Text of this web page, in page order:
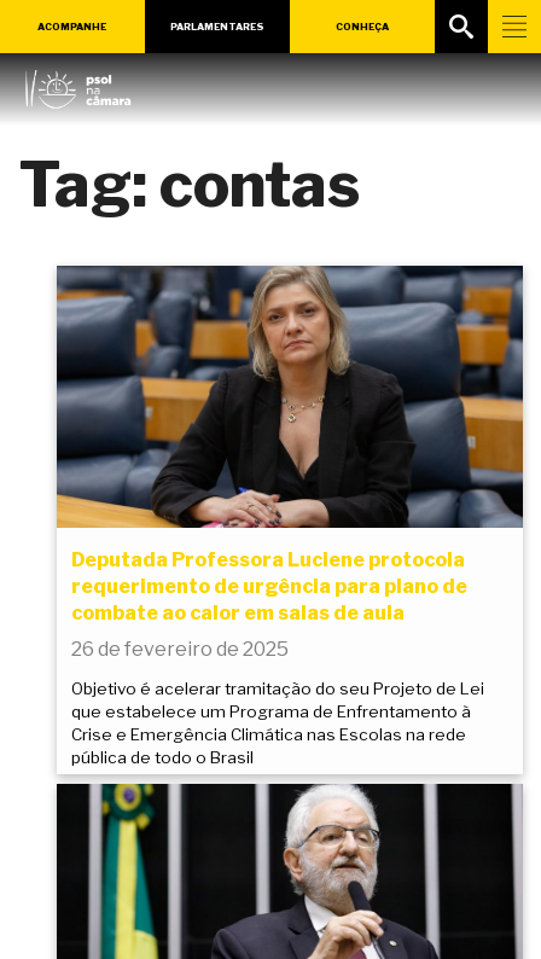
ACOMPANHE PARLAMENTARES CONHEÇA
Tag:contas
Deputada Professora Luciene protocola
requerimento de urgência para plano de
combate ao calor em salas de aula
26 de fevereiro de 2025
Objetivo é acelerar tramitação do seu Projeto de Lei
que estabelece um Programa de Enfrentamento à
Crise e Emergência Climática nas Escolas na rede
pública de todo o Brasil